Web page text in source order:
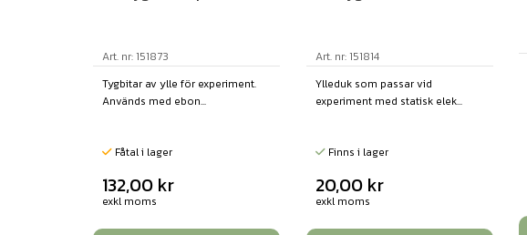
Art. nr: 151873
Tygbitar av ylle för experiment.
Används med ebon...
Fåtal i lager
132,00 kr
exkl moms
Art. nr: 151814
Ylleduk som passar vid
experiment med statisk elek...
Finns i lager
20,00 kr
exkl moms